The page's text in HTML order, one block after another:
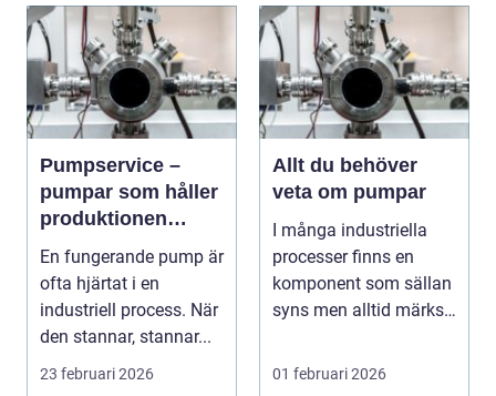
Pumpservice –
pumpar som håller
produktionen
igång
En fungerande pump är
ofta hjärtat i en
industriell process. När
den stannar, stannar...
23 februari 2026
Allt du behöver
veta om pumpar
I många industriella
processer finns en
komponent som sällan
syns men alltid märks
01 februari 2026